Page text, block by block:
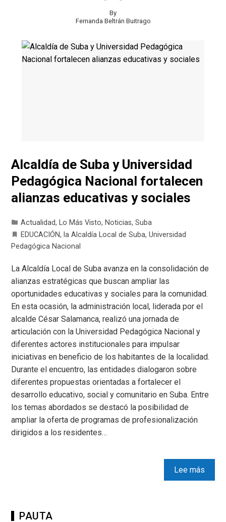
By
Fernanda Beltrán Buitrago
Alcaldía de Suba y Universidad
Pedagógica Nacional fortalecen
alianzas educativas y sociales
Actualidad, Lo Más Visto, Noticias,Suba
EDUCACIÓN, la Alcaldía Local de Suba,Universidad
Pedagógica Nacional
La Alcaldía Local de Suba avanza en la consolidación de
alianzas estratégicas que buscan ampliar las
oportunidades educativas y sociales para la comunidad.
En esta ocasión, la administración local, liderada por el
alcalde César Salamanca, realizó una jornada de
articulación con la Universidad Pedagógica Nacional y
diferentes actores institucionales para impulsar
iniciativas en beneficio de los habitantes de la localidad.
Durante el encuentro, las entidades dialogaron sobre
diferentes propuestas orientadas a fortalecer el
desarrollo educativo, social y comunitario en Suba. Entre
los temas abordados se destacó la posibilidad de
ampliar la oferta de programas de profesionalización
dirigidos a los residentes…
Lee más
PAUTA